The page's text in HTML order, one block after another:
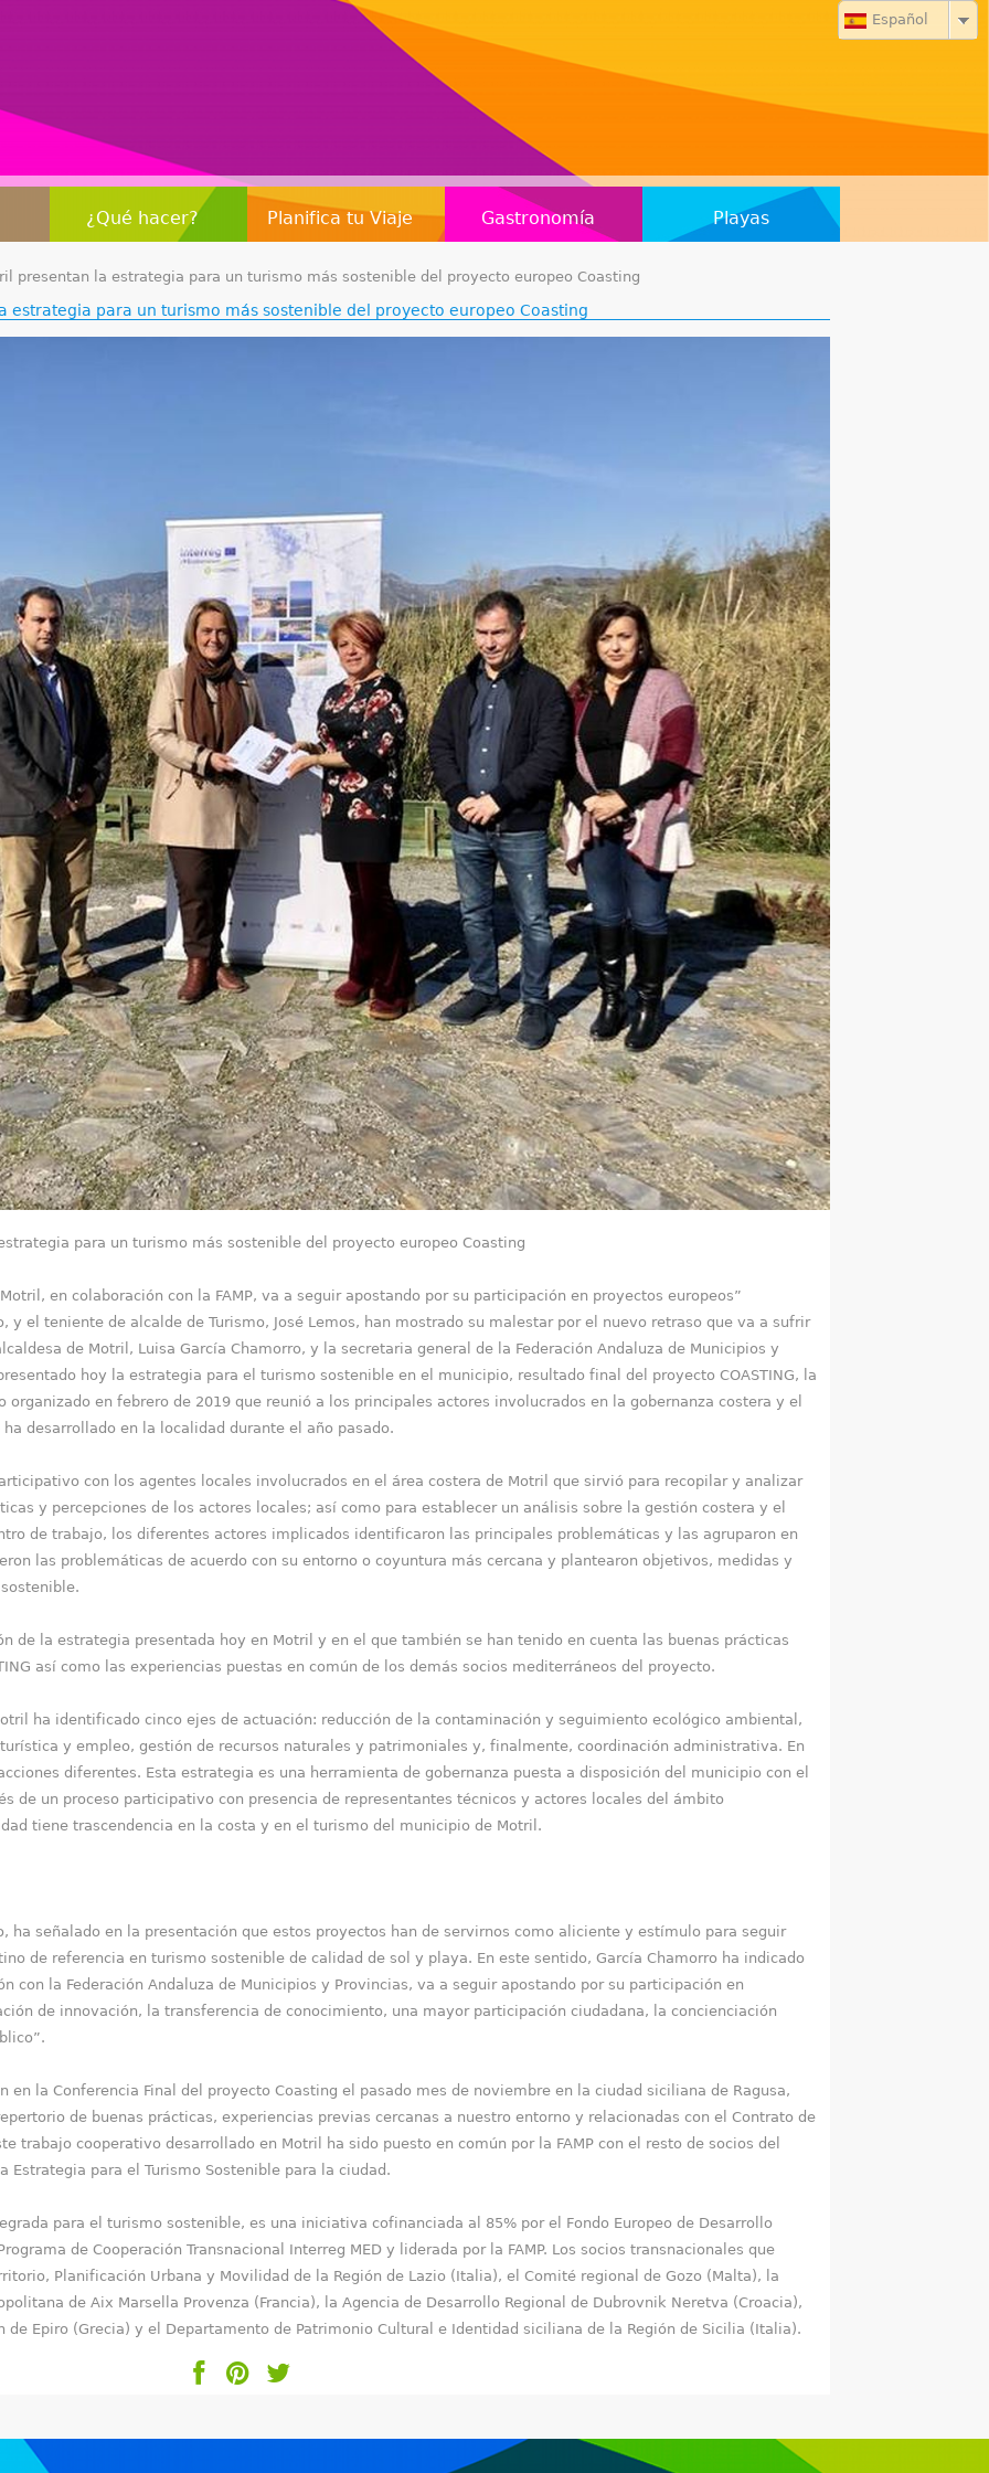
Español
¿Qué hacer? Planifica tu Viaje Gastronomía Playas
presentan la estrategia para un turismo más sostenible del proyecto europeo Coasting
estrategia para un turismo más sostenible del proyecto europeo Coasting
para un turismo más sostenible del proyecto europeo Coasting
en colaboración con la FAMP, va a seguir apostando por su participación en proyectos europeos”
y el teniente de alcalde de Turismo, José Lemos, han mostrado su malestar por el nuevo retraso que va a sufrir
de Motril, Luisa García Chamorro, y la secretaria general de la Federación Andaluza de Municipios y
hoy la estrategia para el turismo sostenible en el municipio, resultado final del proyecto COASTING, la
en febrero de 2019 que reunió a los principales actores involucrados en la gobernanza costera y el
desarrollado en la localidad durante el año pasado.
con los agentes locales involucrados en el área costera de Motril que sirvió para recopilar y analizar
y percepciones de los actores locales; así como para establecer un análisis sobre la gestión costera y el
de trabajo, los diferentes actores implicados identificaron las principales problemáticas y las agruparon en
las problemáticas de acuerdo con su entorno o coyuntura más cercana y plantearon objetivos, medidas y
de la estrategia presentada hoy en Motril y en el que también se han tenido en cuenta las buenas prácticas
así como las experiencias puestas en común de los demás socios mediterráneos del proyecto.
ha identificado cinco ejes de actuación: reducción de la contaminación y seguimiento ecológico ambiental,
y empleo, gestión de recursos naturales y patrimoniales y, finalmente, coordinación administrativa. En
diferentes. Esta estrategia es una herramienta de gobernanza puesta a disposición del municipio con el
de un proceso participativo con presencia de representantes técnicos y actores locales del ámbito
tiene trascendencia en la costa y en el turismo del municipio de Motril.
ha señalado en la presentación que estos proyectos han de servirnos como aliciente y estímulo para seguir
de referencia en turismo sostenible de calidad de sol y playa. En este sentido, García Chamorro ha indicado
con la Federación Andaluza de Municipios y Provincias, va a seguir apostando por su participación en
de innovación, la transferencia de conocimiento, una mayor participación ciudadana, la concienciación
en la Conferencia Final del proyecto Coasting el pasado mes de noviembre en la ciudad siciliana de Ragusa,
de buenas prácticas, experiencias previas cercanas a nuestro entorno y relacionadas con el Contrato de
trabajo cooperativo desarrollado en Motril ha sido puesto en común por la FAMP con el resto de socios del
Estrategia para el Turismo Sostenible para la ciudad.
para el turismo sostenible, es una iniciativa cofinanciada al 85% por el Fondo Europeo de Desarrollo
de Cooperación Transnacional Interreg MED y liderada por la FAMP. Los socios transnacionales que
Planificación Urbana y Movilidad de la Región de Lazio (Italia), el Comité regional de Gozo (Malta), la
de Aix Marsella Provenza (Francia), la Agencia de Desarrollo Regional de Dubrovnik Neretva (Croacia),
de Epiro (Grecia) y el Departamento de Patrimonio Cultural e Identidad siciliana de la Región de Sicilia (Italia).